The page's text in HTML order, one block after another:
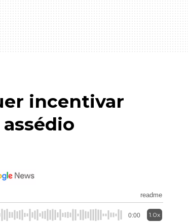
incentivar
readme
0:00 1.0x